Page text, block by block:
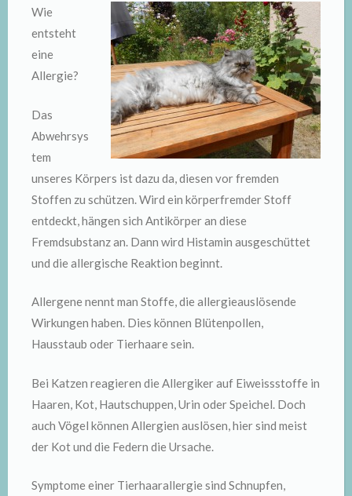
Wie
entsteht
eine
Allergie?
Das
Abwehrsys
tem
unseres Körpers ist dazu da, diesen vor fremden
Stoffen zu schützen. Wird ein körperfremder Stoff
entdeckt, hängen sich Antikörper an diese
Fremdsubstanz an. Dann wird Histamin ausgeschüttet
und die allergische Reaktion beginnt.
Allergene nennt man Stoffe, die allergieauslösende
Wirkungen haben. Dies können Blütenpollen,
Hausstaub oder Tierhaare sein.
Bei Katzen reagieren die Allergiker auf Eiweissstoffe in
Haaren, Kot, Hautschuppen, Urin oder Speichel. Doch
auch Vögel können Allergien auslösen, hier sind meist
der Kot und die Federn die Ursache.
Symptome einer Tierhaarallergie sind Schnupfen,